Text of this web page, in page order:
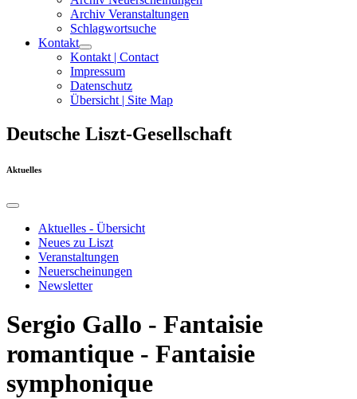
Archiv Veranstaltungen
Schlagwortsuche
Kontakt
Kontakt | Contact
Impressum
Datenschutz
Übersicht | Site Map
Deutsche Liszt-Gesellschaft
Aktuelles
Aktuelles - Übersicht
Neues zu Liszt
Veranstaltungen
Neuerscheinungen
Newsletter
Sergio Gallo - Fantaisie
romantique - Fantaisie
symphonique